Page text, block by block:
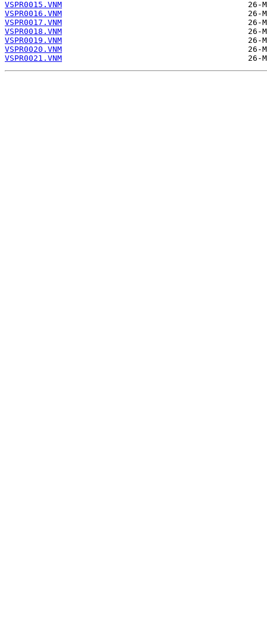
VSPR0015.VNM
VSPR0016.VNM
VSPR0017.VNM
VSPR0018.VNM
VSPR0019.VNM
VSPR0020.VNM
VSPR0021.VNM